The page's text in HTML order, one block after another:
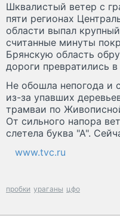
Шквалистый ветер с
пяти регионах
области выпал
считанные минуты
Брянскую область
дороги превратились в
Не обошла непогода и
из-за упавших
трамваи по
От сильного напора
слетела буква "А".
www.tvc.ru
пробки ураганы цфо